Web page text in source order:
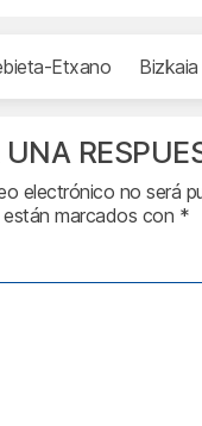
Etxano
electrónico no será
marcados con *